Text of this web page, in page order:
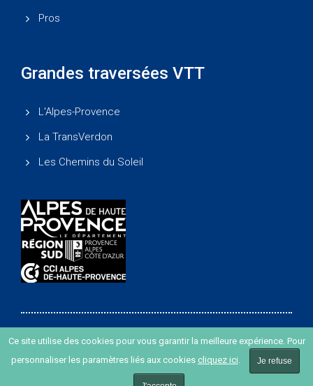
Pros
Grandes traversées VTT
L'Alpes-Provence
La TransVerdon
Les Chemins du Soleil
Copyright ©-Agence de développement des Alpes de
Haute Provence-Création de site internet agence Oyopi
Plan du site-Mentions légales
Ce site utilise des cookies pour vous garantir la meilleure expérience. Pour
personnaliser les paramètres liés aux cookies cliquez ici. Je refuse